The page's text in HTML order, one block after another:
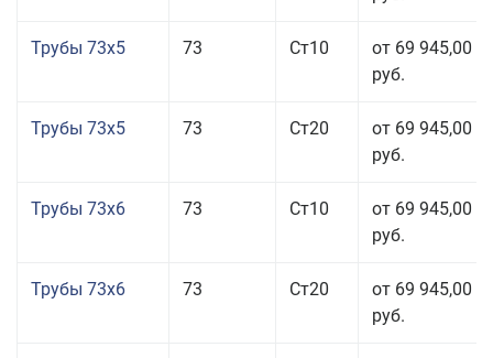
Трубы 73x5 73 Ст10
от 69 945,00
руб.
Трубы 73x5 73 Ст20
от 69 945,00
руб.
Трубы 73x6 73 Ст10
от 69 945,00
руб.
Трубы 73x6 73 Ст20
от 69 945,00
руб.